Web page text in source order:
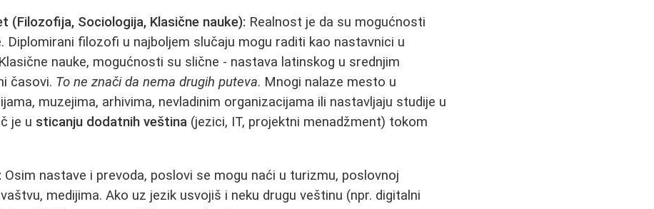
(Filozofija, Sociologija, Klasične nauke): Realnost je da su mogućnosti
Diplomirani filozofi u najboljem slučaju mogu raditi kao nastavnici u
nauke, mogućnosti su slične - nastava latinskog u srednjim
časovi. To ne znači da nema drugih puteva. Mnogi nalaze mesto u
muzejima, arhivima, nevladinim organizacijama ili nastavljaju studije u
je u sticanju dodatnih veština (jezici, IT, projektni menadžment) tokom
Osim nastave i prevoda, poslovi se mogu naći u turizmu, poslovnoj
medijima. Ako uz jezik usvojiš i neku drugu veštinu (npr. digitalni